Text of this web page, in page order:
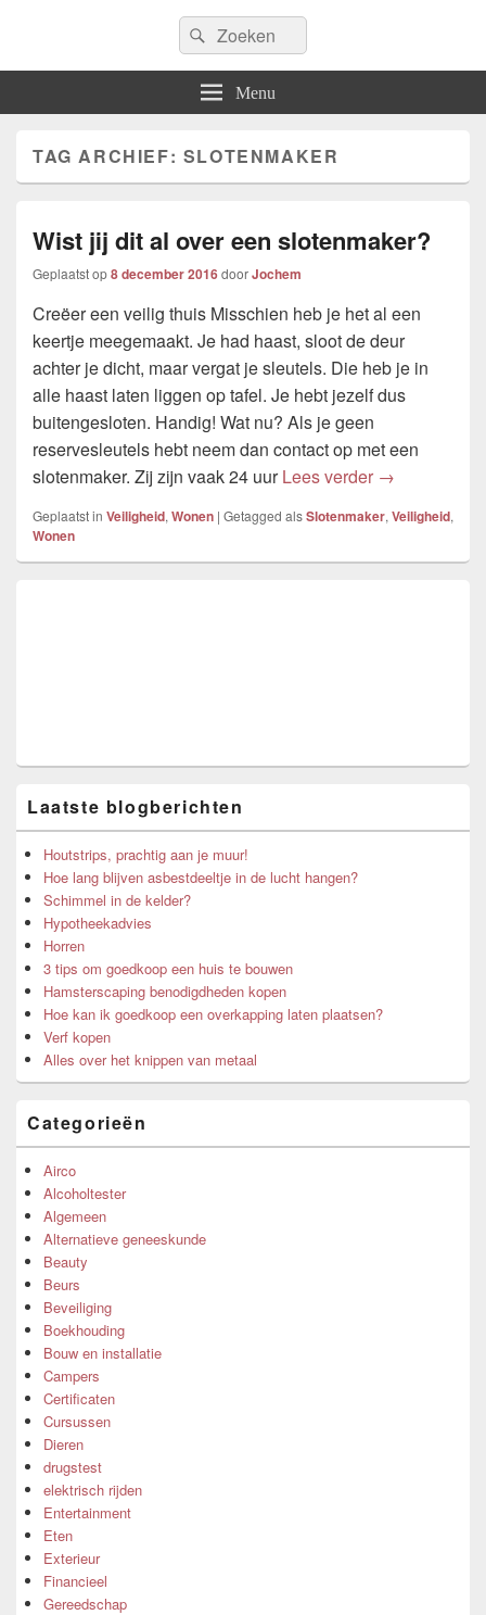
Search
for:
Search
Menu
TAG ARCHIEF: SLOTENMAKER
Wist jij dit al over een slotenmaker?
Geplaatst op8 december 2016doorJochem
Creëer een veilig thuis Misschien heb je het al een
keertje meegemaakt. Je had haast, sloot de deur
achter je dicht, maar vergat je sleutels. Die heb je in
alle haast laten liggen op tafel. Je hebt jezelf dus
buitengesloten. Handig! Wat nu? Als je geen
reservesleutels hebt neem dan contact op met een
slotenmaker. Zij zijn vaak 24 uurLees verder Wist jij dit al
→
Geplaatst in Veiligheid, Wonen | Getagged alsSlotenmaker, Veiligheid,
Wonen
Laatste blogberichten
Houtstrips, prachtig aan je muur!
Hoe lang blijven asbestdeeltje in de lucht hangen?
Schimmel in de kelder?
Hypotheekadvies
Horren
3 tips om goedkoop een huis te bouwen
Hamsterscaping benodigdheden kopen
Hoe kan ik goedkoop een overkapping laten plaatsen?
Verf kopen
Alles over het knippen van metaal
Categorieën
Airco
Alcoholtester
Algemeen
Alternatieve geneeskunde
Beauty
Beurs
Beveiliging
Boekhouding
Bouw en installatie
Campers
Certificaten
Cursussen
Dieren
drugstest
elektrisch rijden
Entertainment
Eten
Exterieur
Financieel
Gereedschap